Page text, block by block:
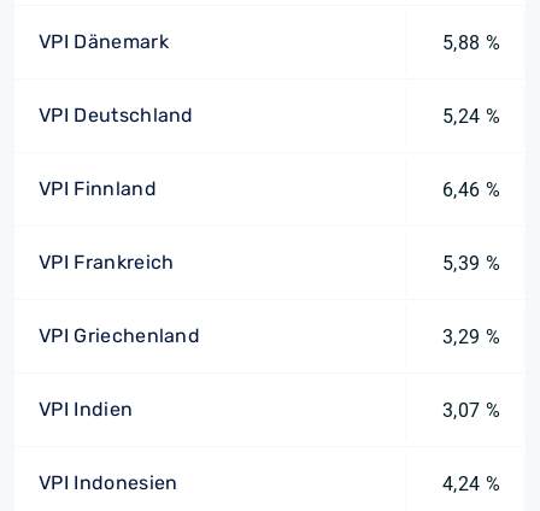
VPI Dänemark 5,88 %
VPI Deutschland 5,24 %
VPI Finnland 6,46 %
VPI Frankreich 5,39 %
VPI Griechenland 3,29 %
VPI Indien 3,07 %
VPI Indonesien 4,24 %